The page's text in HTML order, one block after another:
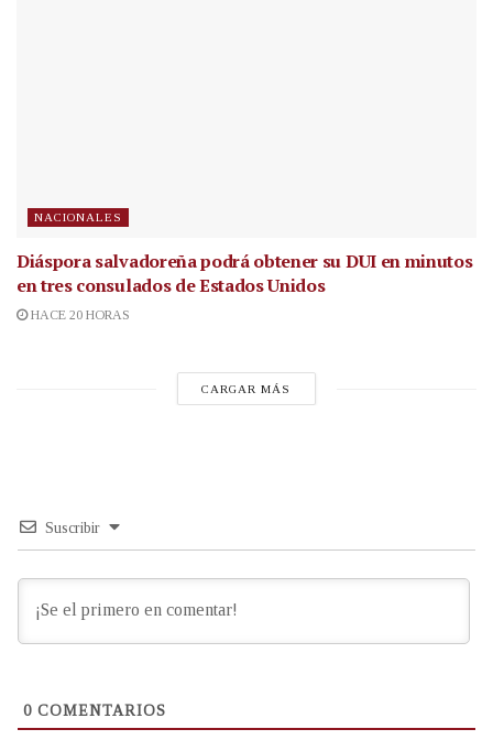
NACIONALES
Diáspora salvadoreña podrá obtener su DUI en minutos
en tres consulados de Estados Unidos
HACE 20 HORAS
CARGAR MÁS
Suscribir
0 COMENTARIOS